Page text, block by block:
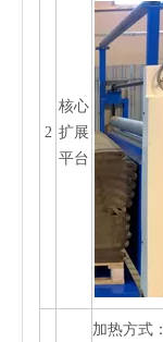
2
核心
扩展
平台
加热方式